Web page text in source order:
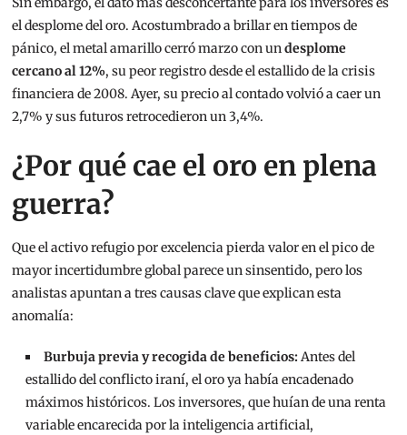
el desplome del oro. Acostumbrado a brillar en tiempos de
pánico, el metal amarillo cerró marzo con undesplome
cercano al 12%, su peor registro desde el estallido de la crisis
financiera de 2008. Ayer, su precio al contado volvió a caer un
2,7% y sus futuros retrocedieron un 3,4%.
¿Por qué cae el oro en plena
guerra?
Que el activo refugio por excelencia pierda valor en el pico de
mayor incertidumbre global parece un sinsentido, pero los
analistas apuntan a tres causas clave que explican esta
anomalía:
Burbuja previa y recogida de beneficios:Antes del
estallido del conflicto iraní, el oro ya había encadenado
máximos históricos. Los inversores, que huían de una renta
variable encarecida por la inteligencia artificial,